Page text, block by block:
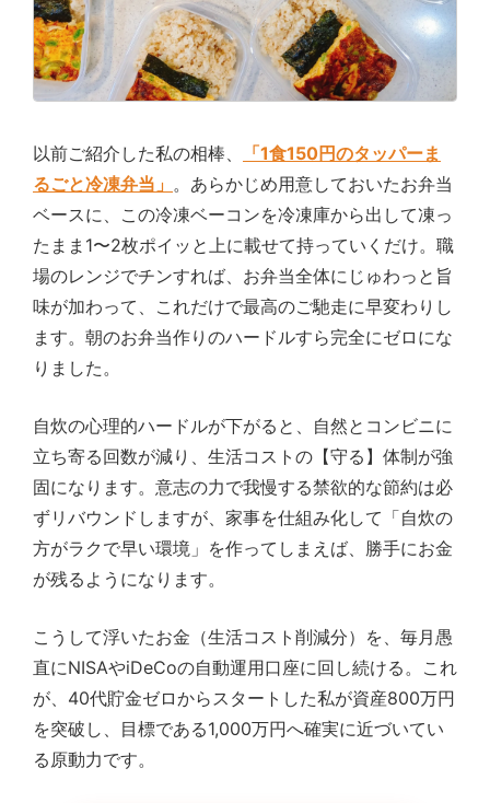
以前ご紹介した私の相棒、
「1食150円のタッパーま
るごと冷凍弁当」 。あらかじめ用意しておいたお弁当
ベースに、この冷凍ベーコンを冷凍庫から出して凍っ
たまま1〜2枚ポイッと上に載せて持っていくだけ。職
場のレンジでチンすれば、お弁当全体にじゅわっと旨
味が加わって、これだけで最高のご馳走に早変わりし
ます。朝のお弁当作りのハードルすら完全にゼロにな
りました。
自炊の心理的ハードルが下がると、自然とコンビニに
立ち寄る回数が減り、生活コストの【守る】体制が強
固になります。意志の力で我慢する禁欲的な節約は必
ずリバウンドしますが、家事を仕組み化して「自炊の
方がラクで早い環境」を作ってしまえば、勝手にお金
が残るようになります。
こうして浮いたお金（生活コスト削減分）を、毎月愚
直にNISAやiDeCoの自動運用口座に回し続ける。これ
が、40代貯金ゼロからスタートした私が資産800万円
を突破し、目標である1,000万円へ確実に近づいてい
る原動力です。